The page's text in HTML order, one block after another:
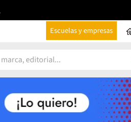
Escuelas y empresas